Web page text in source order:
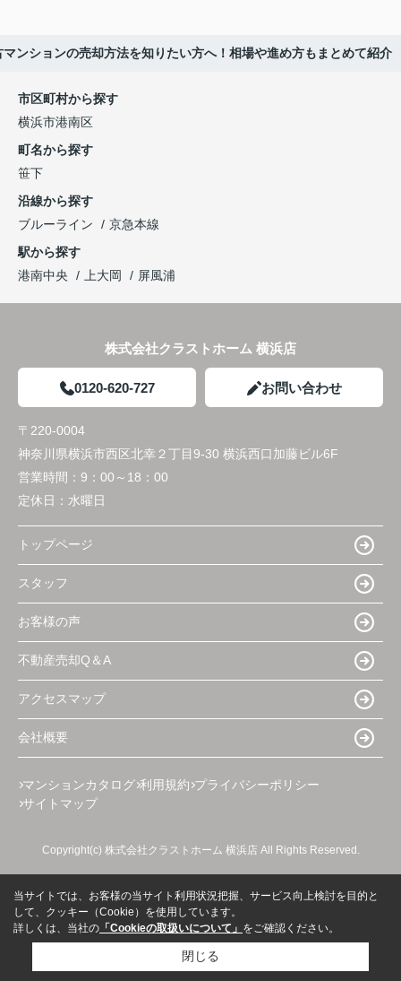
ンションの売却方法を知りたい方へ！相場や進め方もまとめて紹介
市区町村から探す
横浜市港南区
町名から探す
笹下
沿線から探す
ブルーライン
京急本線
駅から探す
港南中央
上大岡 屏風浦
株式会社クラストホーム 横浜店
0120-620-727 お問い合わせ
〒220-0004
神奈川県横浜市西区北幸２丁目9-30 横浜西口加藤ビル6F
営業時間： 9：00～18：00
定休日： 水曜日
トップページ
スタッフ
お客様の声
不動産売却Q＆A
アクセスマップ
会社概要
マンションカタログ 利用規約 プライバシーポリシー
サイトマップ
Copyright(c) 株式会社クラストホーム 横浜店 All Rights Reserved.
当サイトでは、お客様の当サイト利用状況把握、サービス向上検討を目的と
して、クッキー（Cookie）を使用しています。
詳しくは、当社の 「Cookieの取扱いについて」 をご確認ください。
閉じる